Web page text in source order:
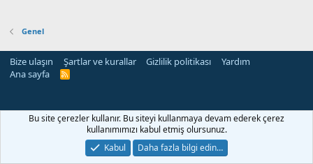
Genel
Bize ulaşın Şartlar ve kurallar Gizlilik politikası
Yardım
Ana sayfa
R
Bu site çerezler kullanır. Bu siteyi kullanmaya devam ederek çerez
kullanımımızı kabul etmiş olursunuz.
Kabul
Daha fazla bilgi edin…